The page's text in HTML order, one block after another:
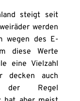
steigt seit
werden
wegen des E-
diese Werte
eine Vielzahl
decken auch
der Regel